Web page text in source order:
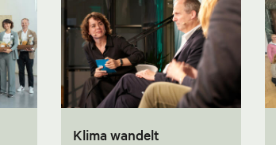
Klima wandelt